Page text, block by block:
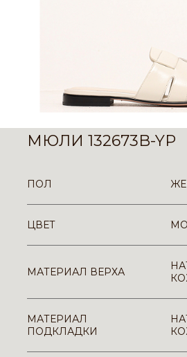
МЮЛИ 132673B-YP
ПОЛ
ЦВЕТ
МАТЕРИАЛ ВЕРХА
МАТЕРИАЛ
ПОДКЛАДКИ